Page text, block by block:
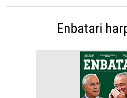
Enbatari